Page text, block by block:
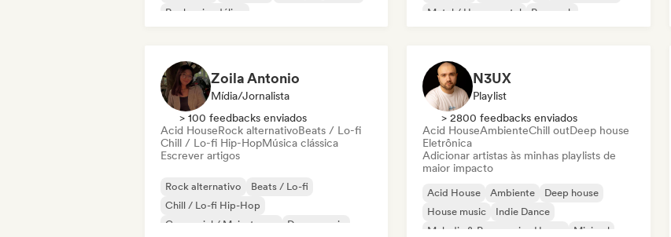
Rock psicodélico
Metal / Heavy metal
Pop rock
Zoila Antonio
Mídia/Jornalista
> 100 feedbacks enviados
Acid HouseRock alternativoBeats / Lo-fi
Chill / Lo-fi Hip-HopMúsica clássica
Escrever artigos
Rock alternativo
Beats / Lo-fi
Chill / Lo-fi Hip-Hop
Comercial / Mainstream
Dance music
N3UX
Playlist
> 2800 feedbacks enviados
Acid HouseAmbienteChill outDeep house
Eletrônica
Adicionar artistas às minhas playlists de
maior impacto
Acid House Ambiente
Deep house
House music
Indie Dance
Melodic & Progressive House
Minimal